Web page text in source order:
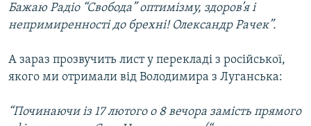
Бажаю Радіо “Свобода” оптимізму, здоров’я і
непримиренності до брехні! Олександр Рачек”.
А зараз прозвучить лист у перекладі з російської,
якого ми отримали від Володимира з Луганська:
“Починаючи із 17 лютого о 8 вечора замість прямого